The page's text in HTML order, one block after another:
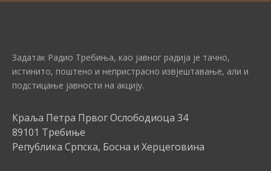
Задатак Радио Требиња, као јавног радија је тачно,
истинито, поштено и непристрасно извјештавање, али и
подстицање јавности на акцију.
Краља Петра Првог Ослободиоца 34
89101 Требиње
Република Српска, Босна и Херцеговина